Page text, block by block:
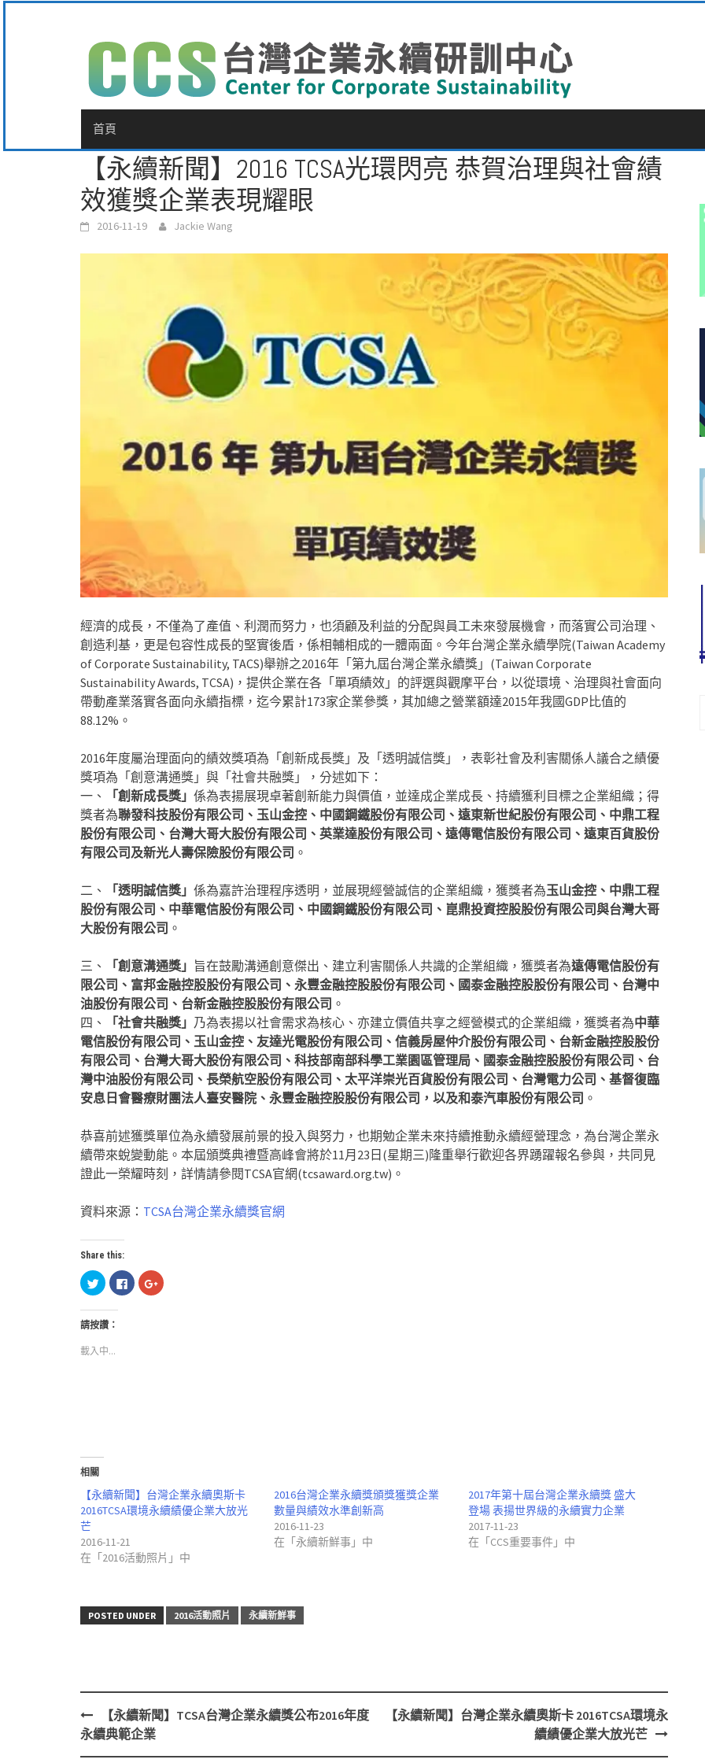
首頁
【永續新聞】2016 TCSA光環閃亮 恭賀治理與社會績
效獲獎企業表現耀眼
2016-11-19 Jackie Wang
經濟的成長，不僅為了產值、利潤而努力，也須顧及利益的分配與員工未來發展機會，而落實公司治理、
創造利基，更是包容性成長的堅實後盾，係相輔相成的一體兩面。今年台灣企業永續學院(Taiwan Academy
of Corporate Sustainability, TACS)舉辦之2016年「第九屆台灣企業永續獎」(Taiwan Corporate
Sustainability Awards, TCSA)，提供企業在各「單項績效」的評選與觀摩平台，以從環境、治理與社會面向
帶動產業落實各面向永續指標，迄今累計173家企業參獎，其加總之營業額達2015年我國GDP比值的
88.12%。
2016年度屬治理面向的績效獎項為「創新成長獎」及「透明誠信獎」，表彰社會及利害關係人議合之績優
獎項為「創意溝通獎」與「社會共融獎」，分述如下：
一、
「創新成長獎」 係為表揚展現卓著創新能力與價值，並達成企業成長、持續獲利目標之企業組織；得
獎者為聯發科技股份有限公司、玉山金控、中國鋼鐵股份有限公司、遠東新世紀股份有限公司、中鼎工程
股份有限公司、台灣大哥大股份有限公司、英業達股份有限公司、遠傳電信股份有限公司、遠東百貨股份
有限公司及新光人壽保險股份有限公司 。
二、 「透明誠信獎」 係為嘉許治理程序透明，並展現經營誠信的企業組織，獲獎者為玉山金控、中鼎工程
股份有限公司、中華電信股份有限公司、中國鋼鐵股份有限公司、崑鼎投資控股股份有限公司與台灣大哥
大股份有限公司 。
三、 「創意溝通獎」 旨在鼓勵溝通創意傑出、建立利害關係人共識的企業組織，獲獎者為遠傳電信股份有
限公司、富邦金融控股股份有限公司、永豐金融控股股份有限公司、國泰金融控股股份有限公司、台灣中
油股份有限公司、台新金融控股股份有限公司 。
四、
「社會共融獎」 乃為表揚以社會需求為核心、亦建立價值共享之經營模式的企業組織，獲獎者為中華
電信股份有限公司、玉山金控、友達光電股份有限公司、信義房屋仲介股份有限公司、台新金融控股股份
有限公司、台灣大哥大股份有限公司、科技部南部科學工業園區管理局、國泰金融控股股份有限公司、台
灣中油股份有限公司、長榮航空股份有限公司、太平洋崇光百貨股份有限公司、台灣電力公司、基督復臨
安息日會醫療財團法人臺安醫院、永豐金融控股股份有限公司，以及和泰汽車股份有限公司 。
恭喜前述獲獎單位為永續發展前景的投入與努力，也期勉企業未來持續推動永續經營理念，為台灣企業永
續帶來蛻變動能。本屆頒獎典禮暨高峰會將於11月23日(星期三)隆重舉行歡迎各界踴躍報名參與，共同見
證此一榮耀時刻，詳情請參閱TCSA官網(tcsaward.org.tw)。
資料來源： TCSA台灣企業永續獎官網
Share this:
分
享
Twitter(在
新
視
中
開
按
一
按
一
請按讚：
載入中...
相關
【永續新聞】台灣企業永續奧斯卡
2016TCSA環境永續績優企業大放光
芒
2016-11-21
在「2016活動照片」中
2016台灣企業永續獎頒獎獲獎企業
數量與績效水準創新高
2016-11-23
在「永續新鮮事」中
2017年第十屆台灣企業永續獎 盛大
登場 表揚世界級的永續實力企業
2017-11-23
在「CCS重要事件」中
POSTED UNDER 2016活動照片 永續新鮮事
Post
navigation
【永續新聞】TCSA台灣企業永續獎公布2016年度
永續典範企業
【永續新聞】台灣企業永續奧斯卡 2016TCSA環境永
續績優企業大放光芒